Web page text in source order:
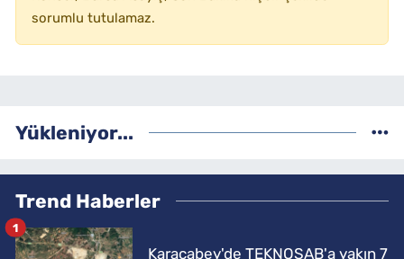
sorumlu tutulamaz.
Yükleniyor...
Trend Haberler
Karacabey'de TEKNOSAB'a yakın 7
1